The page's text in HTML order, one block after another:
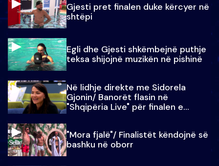
Gjesti pret finalen duke kërcyer në
shtëpi
Egli dhe Gjesti shkëmbejnë puthje
teksa shijojnë muzikën në pishinë
Në lidhje direkte me Sidorela
Gjonin/ Banorët flasin në
"Shqipëria Live" për finalen e
"Mora fjalë"/ Finalistët këndojnë së
bashku në oborr